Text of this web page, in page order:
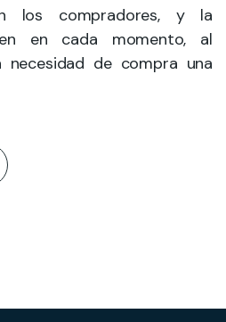
los compradores, y la
en cada momento, al
necesidad de compra una